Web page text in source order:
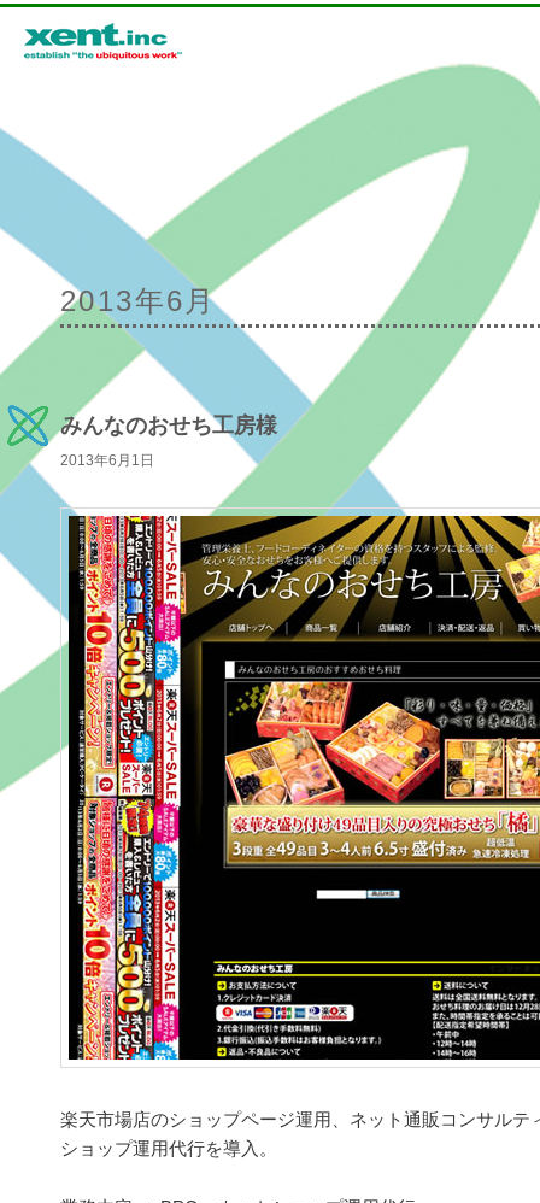
メインメニュー
メインコンテンツへ移動
サブコンテンツへ移動
2013年6月
みんなのおせち工房様
2013年6月1日
楽天市場店のショップページ運用、ネット通販コンサルテ
ショップ運用代行を導入。